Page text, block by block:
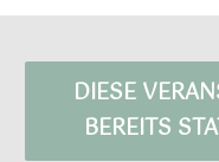
DIESE
BEREITS